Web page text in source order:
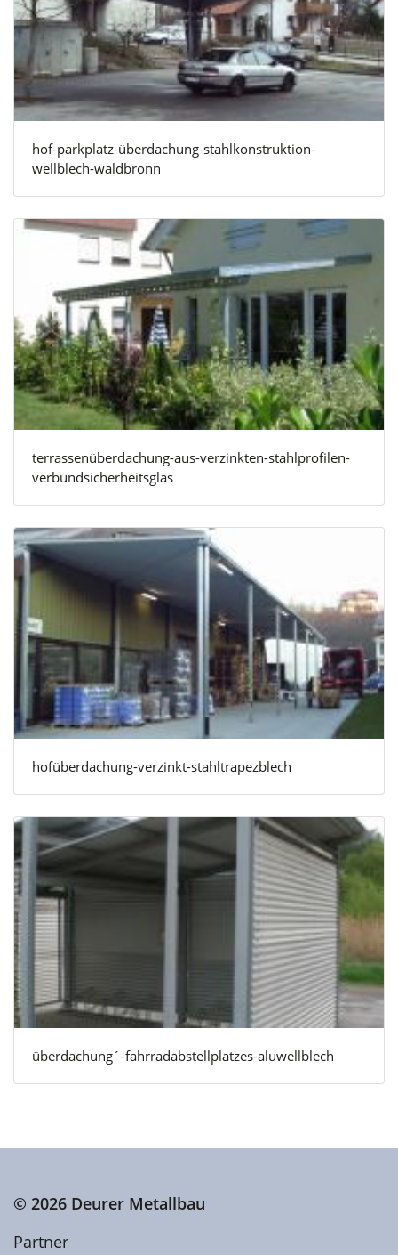
hof-parkplatz-überdachung-stahlkonstruktion-
wellblech-waldbronn
terrassenüberdachung-aus-verzinkten-stahlprofilen-
verbundsicherheitsglas
hofüberdachung-verzinkt-stahltrapezblech
überdachung´-fahrradabstellplatzes-aluwellblech
© 2026 Deurer Metallbau
Partner